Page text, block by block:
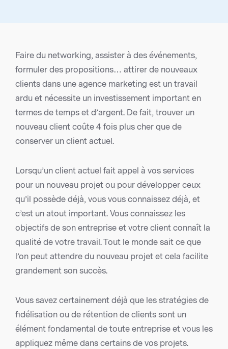
Faire du networking, assister à des événements,
formuler des propositions… attirer de nouveaux
clients dans une agence marketing est un travail
ardu et nécessite un investissement important en
termes de temps et d’argent. De fait, trouver un
nouveau client coûte 4 fois plus cher que de
conserver un client actuel.
Lorsqu’un client actuel fait appel à vos services
pour un nouveau projet ou pour développer ceux
qu’il possède déjà, vous vous connaissez déjà, et
c’est un atout important. Vous connaissez les
objectifs de son entreprise et votre client connaît la
qualité de votre travail. Tout le monde sait ce que
l’on peut attendre du nouveau projet et cela facilite
grandement son succès.
Vous savez certainement déjà que les stratégies de
fidélisation ou de rétention de clients sont un
élément fondamental de toute entreprise et vous les
appliquez même dans certains de vos projets.